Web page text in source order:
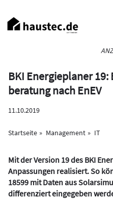
zum
Inhalt
BKI Energieplaner
beratung nach EnEV
11.10.2019
Startseite Management IT
Mit der Version 19 des BKI
Anpassungen realisiert. So
18599 mit Daten aus
differenziert eingegeben